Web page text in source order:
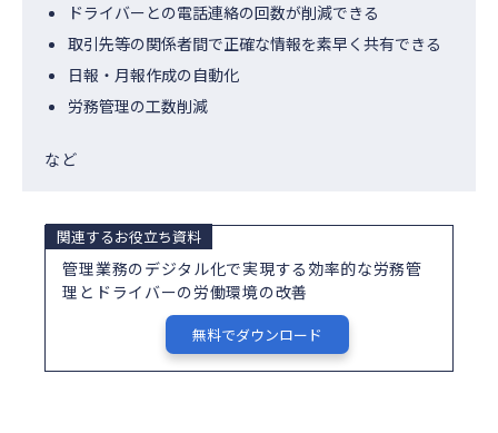
ドライバーとの電話連絡の回数が削減できる
取引先等の関係者間で正確な情報を素早く共有できる
日報・月報作成の自動化
労務管理の工数削減
など
関連するお役立ち資料
管理業務のデジタル化で実現する効率的な労務管
理とドライバーの労働環境の改善
無料でダウンロード